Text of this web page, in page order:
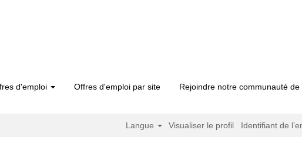
d'emploi Offres d'emploi par site Rejoindre notre communauté de
Langue Visualiser le profil Identifiant de